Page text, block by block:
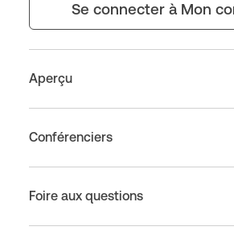
Se connecter à Mon
Aperçu
Conférenciers
Foire aux questions